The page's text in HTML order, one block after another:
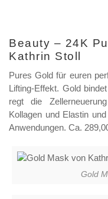
Beauty – 24K
Kathrin Stoll
Pures Gold für euren
Lifting-Effekt. Gold
regt die
Kollagen und Elastin
Anwendungen. Ca.
Gold